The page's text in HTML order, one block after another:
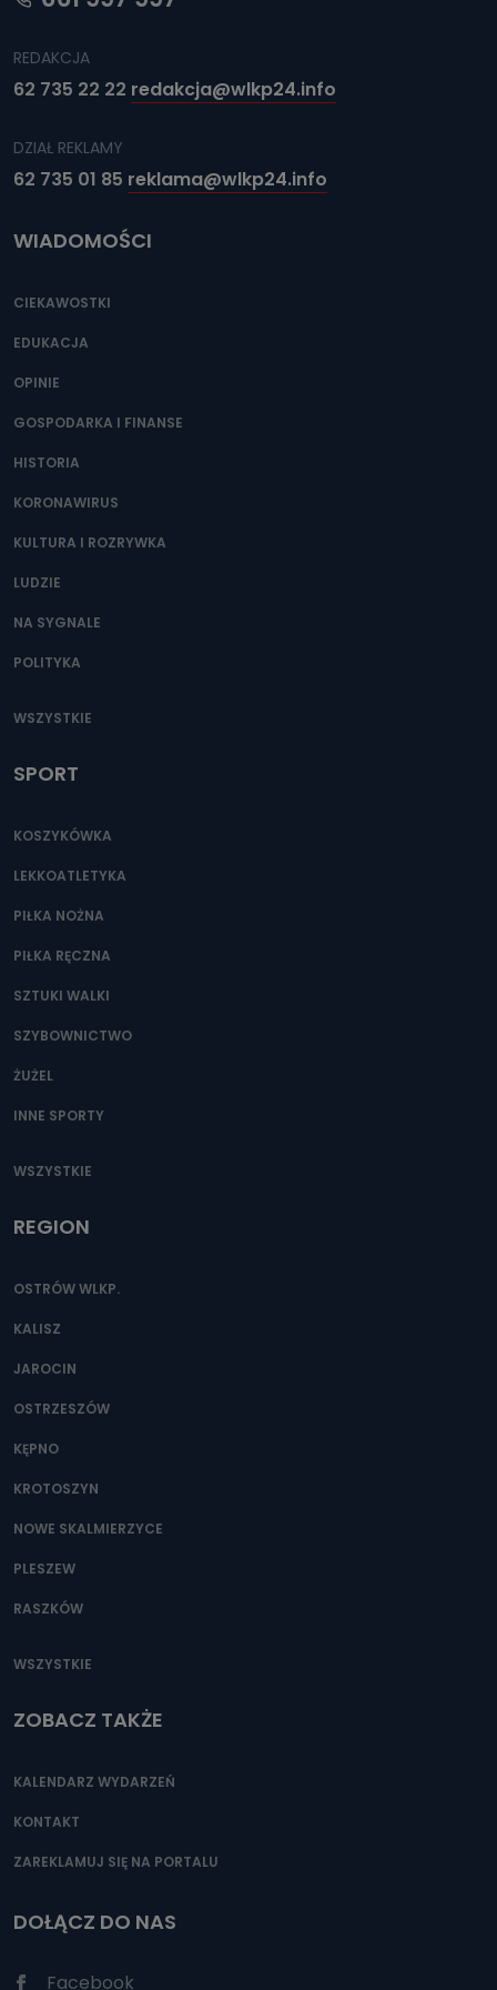
REDAKCJA
62 735 22 22 redakcja@wlkp24.info
DZIAŁ REKLAMY
62 735 01 85 reklama@wlkp24.info
WIADOMOŚCI
CIEKAWOSTKI
EDUKACJA
OPINIE
GOSPODARKA I FINANSE
HISTORIA
KORONAWIRUS
KULTURA I ROZRYWKA
LUDZIE
NA SYGNALE
POLITYKA
WSZYSTKIE
SPORT
KOSZYKÓWKA
LEKKOATLETYKA
PIŁKA NOŻNA
PIŁKA RĘCZNA
SZTUKI WALKI
SZYBOWNICTWO
ŻUŻEL
INNE SPORTY
WSZYSTKIE
REGION
OSTRÓW WLKP.
KALISZ
JAROCIN
OSTRZESZÓW
KĘPNO
KROTOSZYN
NOWE SKALMIERZYCE
PLESZEW
RASZKÓW
WSZYSTKIE
ZOBACZ TAKŻE
KALENDARZ WYDARZEŃ
KONTAKT
ZAREKLAMUJ SIĘ NA PORTALU
DOŁĄCZ DO NAS
Facebook